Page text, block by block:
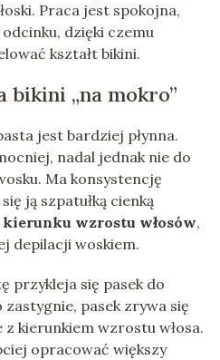
Praca jest spokojna,
dzięki czemu
kształt bikini.
bikini „na mokro”
jest bardziej płynna.
nadal jednak nie do
Ma konsystencję
ją szpatułką cienką
wzrostu włosów,
depilacji woskiem.
przykleja się pasek do
zastygnie, pasek zrywa się
kierunkiem wzrostu włosa.
opracować większy